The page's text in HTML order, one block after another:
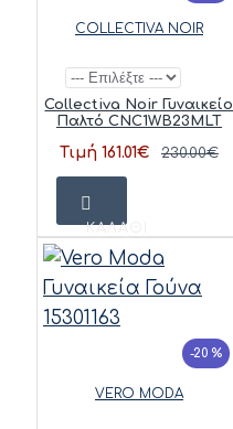
COLLECTIVA NOIR
Collectiva Noir Γυναικείο
Παλτό CNC1WB23MLT
Τιμή 161.01€ 230.00€
ΚΑΛΆΘΙ
-20 %
VERO MODA